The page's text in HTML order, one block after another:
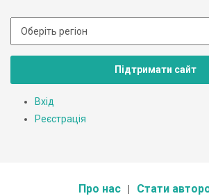
Підтримати сайт
Вхід
Реєстрація
Про нас Стати